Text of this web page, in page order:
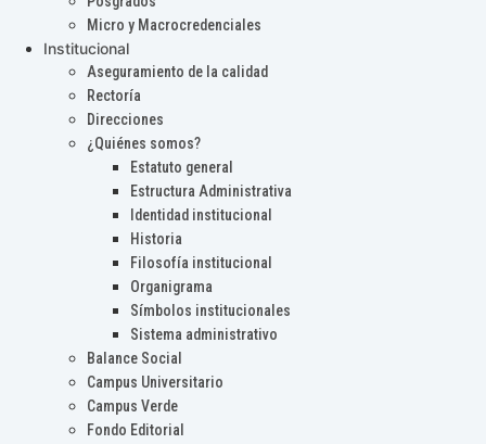
Micro y Macrocredenciales
Institucional
Aseguramiento de la calidad
Rectoría
Direcciones
¿Quiénes somos?
Estatuto general
Estructura Administrativa
Identidad institucional
Historia
Filosofía institucional
Organigrama
Símbolos institucionales
Sistema administrativo
Balance Social
Campus Universitario
Campus Verde
Fondo Editorial